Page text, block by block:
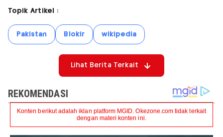
Topik Artikel :
Pakistan Blokir wikipedia
Lihat Berita Terkait